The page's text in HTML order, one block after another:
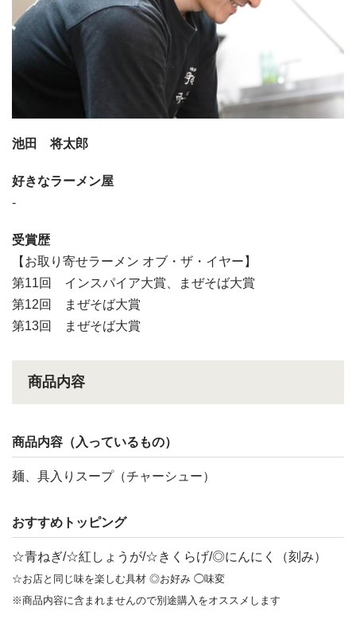
池田 将太郎
好きなラーメン屋
-
受賞歴
【お取り寄せラーメン オブ・ザ・イヤー】
第11回 インスパイア大賞、まぜそば大賞
第12回 まぜそば大賞
第13回 まぜそば大賞
商品内容
商品内容（入っているもの）
麺、具入りスープ（チャーシュー）
おすすめトッピング
☆青ねぎ/☆紅しょうが/☆きくらげ/◎にんにく（刻み）
☆お店と同じ味を楽しむ具材 ◎お好み ◯味変
※商品内容に含まれませんので別途購入をオススメします